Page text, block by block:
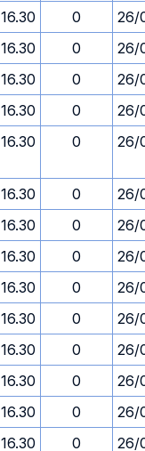
16.30 0
26/
16.30 0
26/
16.30 0
26/
16.30 0
26/
16.30 0 26/
16.30 0
26/
16.30 0
26/
16.30 0
26/
16.30 0
26/
16.30 0
26/
16.30 0
26/
16.30 0
26/
16.30 0
26/
16.30 0 26/